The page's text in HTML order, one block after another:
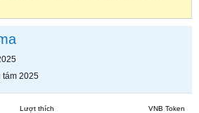
tám 2025
Lượt thích VNB Token